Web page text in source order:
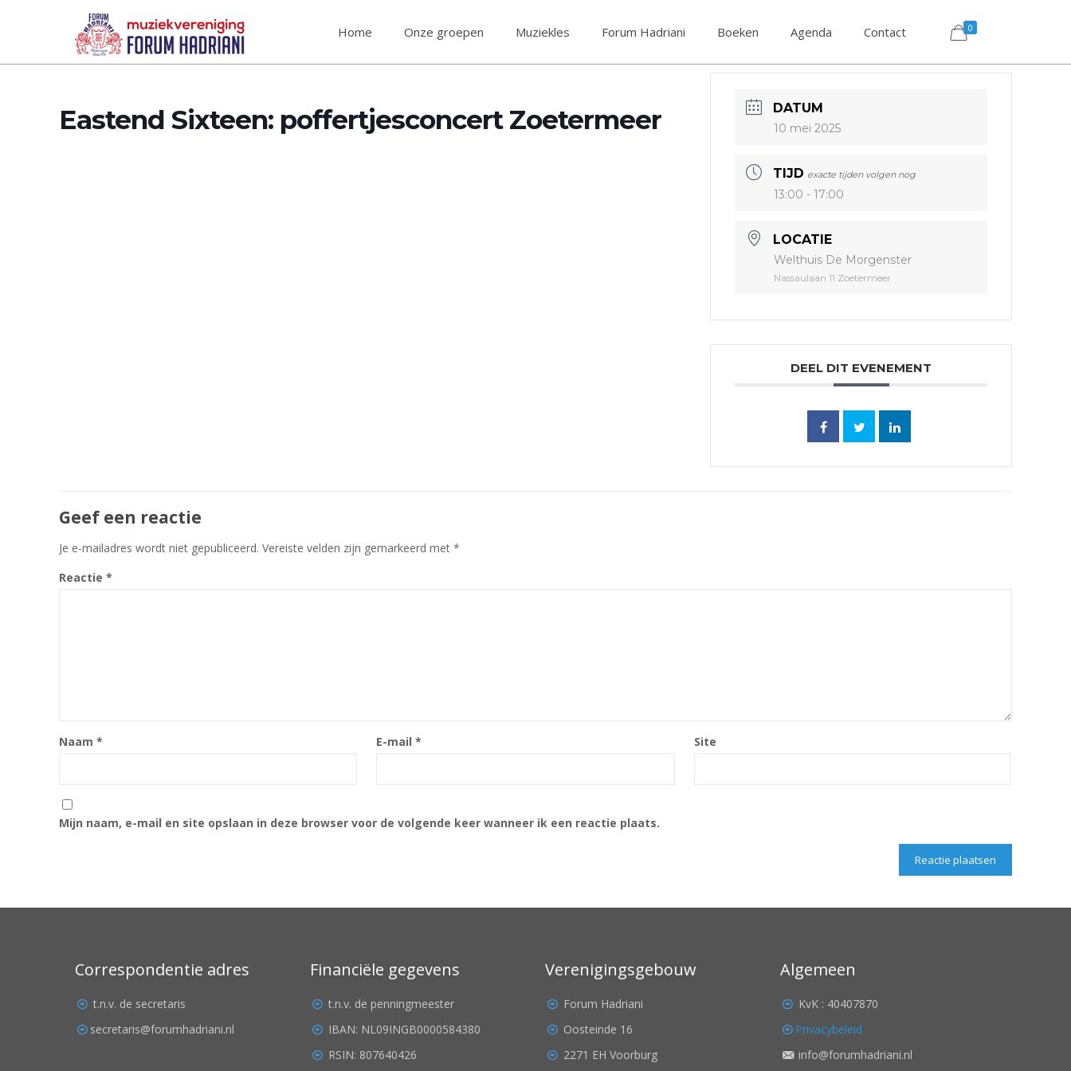
Home Onze groepen Muziekles Forum Hadriani Boeken Agenda Contact 0
Eastend Sixteen: poffertjesconcert Zoetermeer DATUM
10 mei 2025
TIJD exacte tijden volgen nog
13:00 - 17:00
LOCATIE
Welthuis De Morgenster
Nassaulaan 11 Zoetermeer
DEEL DIT EVENEMENT
Geef een reactie
Je e-mailadres wordt niet gepubliceerd. Vereiste velden zijn gemarkeerd met *
Reactie *
Naam * E-mail* Site
Mijn naam, e-mail en site opslaan in deze browser voor de volgende keer wanneer ik een reactie plaats.
Correspondentie adres
t.n.v. de secretaris
secretaris@forumhadriani.nl
Financiële gegevens
t.n.v. de penningmeester
IBAN: NL09INGB0000584380
RSIN: 807640426
Verenigingsgebouw
Forum Hadriani
Oosteinde 16
2271 EH Voorburg
Algemeen
KvK : 40407870
Privacybeleid
info@forumhadriani.nl